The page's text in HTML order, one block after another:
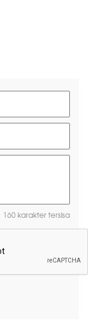
160 karakter tersisa